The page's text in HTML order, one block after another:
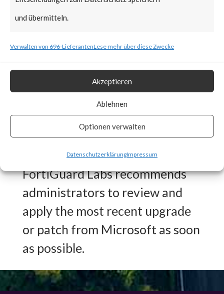
und übermitteln.
Verwalten von 696-LieferantenLese mehr über diese Zwecke
Akzeptieren
Ablehnen
Optionen verwalten
DatenschutzerklärungImpressum
available?
FortiGuard Labs has an
Endpoint Vulnerability
Signature in place for CVE-
2024-21410 to detect any
vulnerable systems and auto
patch if enabled.
FortiGuard Labs recommends
administrators to review and
apply the most recent upgrade
or patch from Microsoft as soon
as possible.